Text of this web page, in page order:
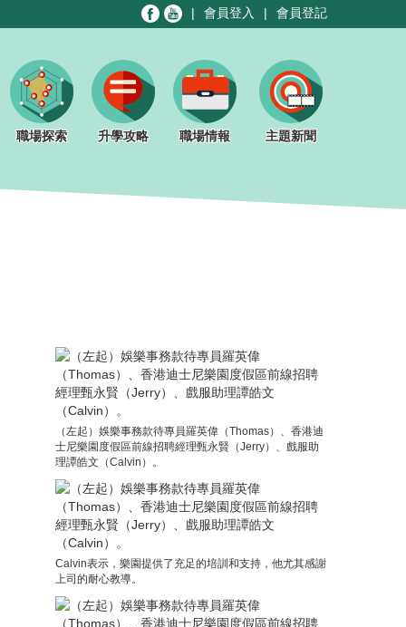
| 會員登入 | 會員登記
職場探索 升學攻略 職場情報 主題新聞
（左起）娛樂事務款待專員羅英偉（Thomas）、香港迪
士尼樂園度假區前線招聘經理甄永賢（Jerry）、戲服助
理譚皓文（Calvin）。
Calvin表示，樂園提供了充足的培訓和支持，他尤其感謝
上司的耐心教導。